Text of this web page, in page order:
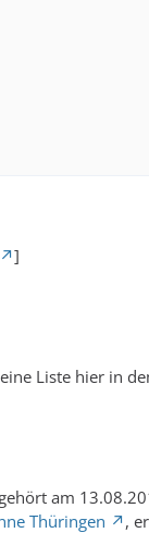
]
Liste hier in
am
Thüringen
,